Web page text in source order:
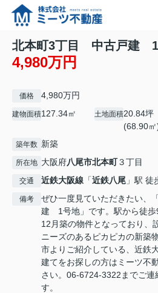
北本町3丁目 中古戸建
4,980万円
価格 4,980万円
建物面積127.34㎡ 土地面積20.84坪
(68.90㎡
築年数 新築
所在地 大阪府八尾市北本町３丁目
交通 近鉄大阪線 「近鉄八尾 」駅 徒
備考
ぜひ一度見ていただきたい
建 1号地」です。駅から徒歩
12月築の物件となっており、
ニーズのあるピカピカの新築
市よりご紹介している、近鉄
建てをお探しの方はミーツ不
さい。06-6724-3322までご連
す。